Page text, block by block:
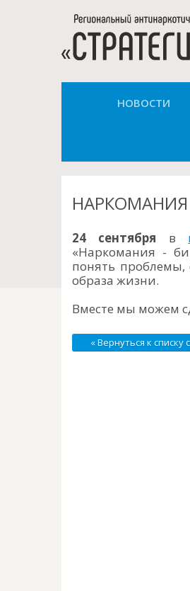
НОВОСТИ
24 сентября в
«Наркомания -
понять проблемы,
образа жизни.
Вместе мы можем
« Вернуться к списку